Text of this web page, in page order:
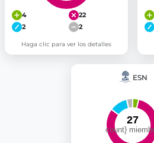
4
22
2
2
Haga clic para ver los detalles
ESN